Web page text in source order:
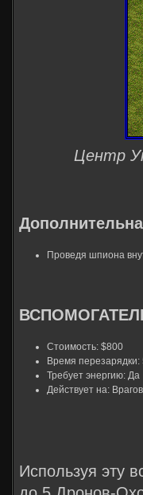
Центр
Проведя шпиона
Стоимость: $800
Время перезарядки:
Требует энергию: Да
Действует на: Врагов
Используя эту